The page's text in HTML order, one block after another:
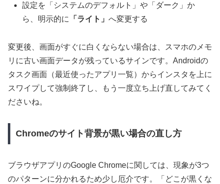
設定を「システムのデフォルト」や「ダーク」か
ら、明示的に
「ライト」へ変更する
変更後、画面がすぐに白くならない場合は、スマホのメモ
リに古い画面データが残っているサインです。Androidの
タスク画面（最近使ったアプリ一覧）からインスタを上に
スワイプして強制終了し、もう一度立ち上げ直してみてく
ださいね。
Chromeのサイト背景が黒い場合の直し方
ブラウザアプリのGoogle Chromeに関しては、現象が3つ
のパターンに分かれるため少し厄介です。「どこが黒くな